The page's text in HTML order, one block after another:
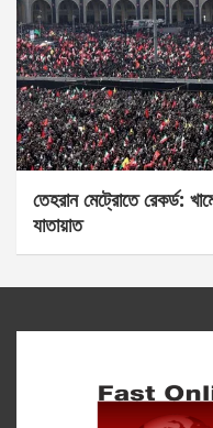
তেহরান মেট্রোতে রেকর্ড:
যাতায়াত